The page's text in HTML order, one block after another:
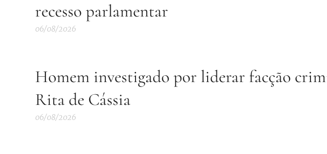
recesso parlamentar
06/08/2026
Homem investigado por liderar facção
Rita de Cássia
06/08/2026